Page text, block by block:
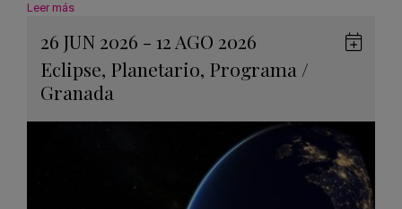
Leer más
26 JUN 2026 - 12 AGO 2026
Eclipse, Planetario, Programa /
Granada